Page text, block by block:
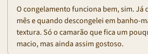
O congelamento funciona bem, sim. Já
mês e quando descongelei em banho-
textura. Só o camarão que fica um
macio, mas ainda assim gostoso.